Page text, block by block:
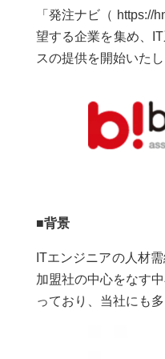
「発注ナビ（ https://
望する企業を集め、
スの提供を開始いた
■背景
ITエンジニアの人材
加盟社の中心をなす
っており、当社にも